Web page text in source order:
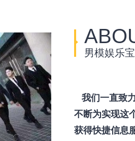
男模娱乐
我们一直致
不断为实现这
获得快捷信息